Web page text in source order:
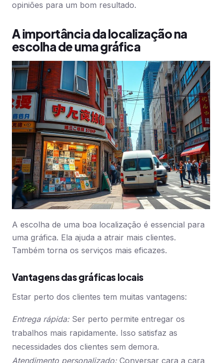
opiniões para um bom resultado.
A importância da localização na
escolha de uma gráfica
A escolha de uma boa localização é essencial para
uma gráfica. Ela ajuda a atrair mais clientes.
Também torna os serviços mais eficazes.
Vantagens das gráficas locais
Estar perto dos clientes tem muitas vantagens:
Entrega rápida:Ser perto permite entregar os
trabalhos mais rapidamente. Isso satisfaz as
necessidades dos clientes sem demora.
Atendimento personalizado:Conversar cara a cara